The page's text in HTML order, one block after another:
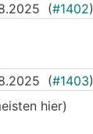
(#1402)
(#1403)
hier)